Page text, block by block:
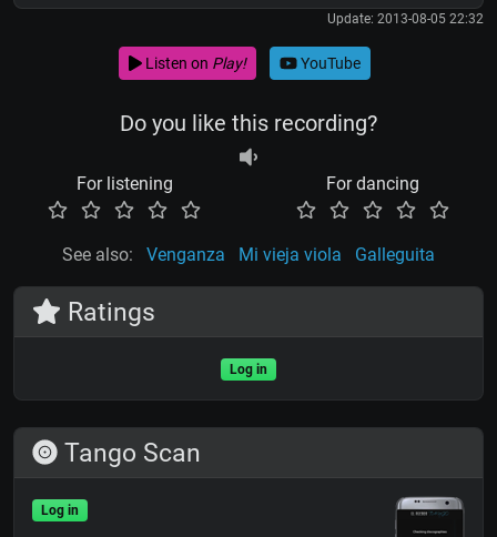
Update: 2013-08-05 22:32
Listen on Play! YouTube
Do you like this recording?
For listening For dancing
See also: Venganza Mi vieja viola Galleguita
Ratings
Log in
Tango Scan
Log in